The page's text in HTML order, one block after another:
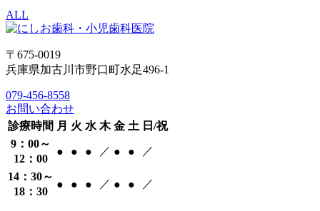
ALL
〒675-0019
兵庫県加古川市野口町水足496-1
079-456-8558
お問い合わせ
診療時間 月 火 水 木 金 土 日/祝
9：00～
12：00
● ● ● ／ ● ● ／
14：30～
18：30
● ● ● ／ ● ● ／